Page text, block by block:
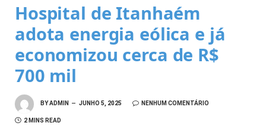
Hospital de Itanhaém
adota energia eólica e já
economizou cerca de R$
700 mil
BYADMIN JUNHO 5, 2025 NENHUM COMENTÁRIO
2 MINS READ